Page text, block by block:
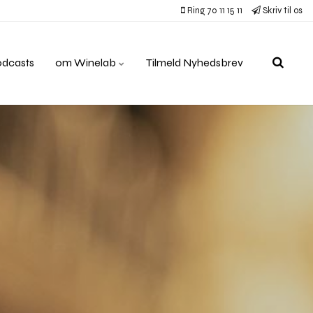
Ring 70 11 15 11 Skriv til os
om Winelab Tilmeld Nyhedsbrev